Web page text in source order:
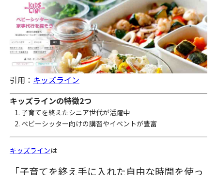
引用： キッズライン
キッズラインの特徴2つ
子育てを終えたシニア世代が活躍中
ベビーシッター向けの講習やイベントが豊富
キッズラインは
「子育てを終え手に入れた自由な時間を使っ